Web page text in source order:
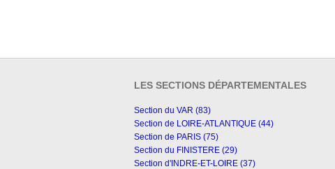
LES SECTIONS DÉPARTEMENTALES
Section du VAR (83)
Section de LOIRE-ATLANTIQUE (44)
Section de PARIS (75)
Section du FINISTERE (29)
Section d'INDRE-ET-LOIRE (37)